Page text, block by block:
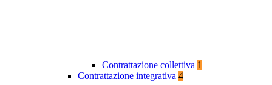
Contrattazione collettiva 1
Contrattazione integrativa 4